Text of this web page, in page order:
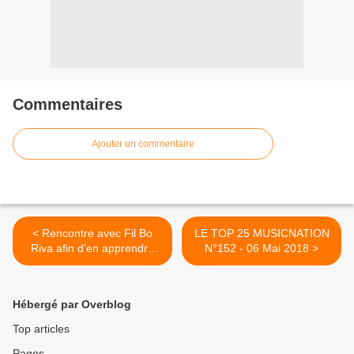
Commentaires
Ajouter un commentaire
< Rencontre avec Fil Bo
Riva afin d’en apprendre
plus sur ses projets à venir !
LE TOP 25 MUSICNATION
N°152 - 06 Mai 2018 >
Hébergé par Overblog
Top articles